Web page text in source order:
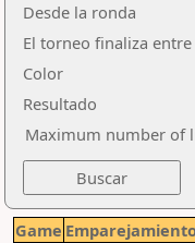
Desde la ronda
El torneo finaliza entre
Color
Resultado
Maximum number of
Game